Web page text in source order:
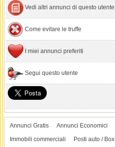
Vedi altri annunci di questo utente
Come evitare le truffe
I miei annunci preferiti
Segui questo utente
Annunci Gratis Annunci Economici
Immobili commerciali
Posti auto / Box